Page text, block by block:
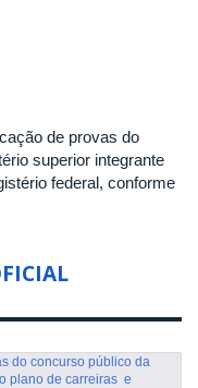
de provas do
superior integrante
federal, conforme
do concurso público da
plano de carreiras e